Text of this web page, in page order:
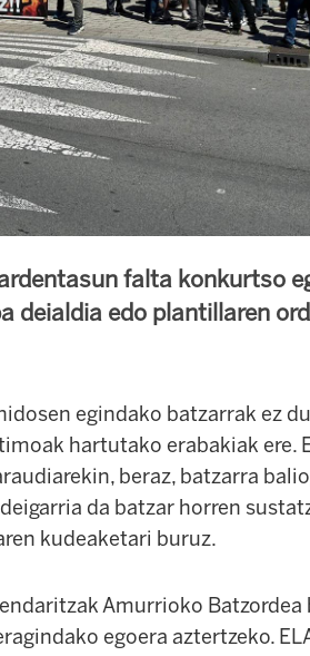
falta konkurtso
deialdia edo plantillaren
egindako batzarrak ez
hartutako erabakiak ere.
beraz, batzarra
da batzar horren
kudeaketari buruz.
Amurrioko Batzordea
egoera aztertzeko.